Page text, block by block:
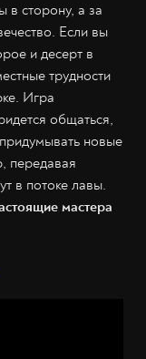
в сторону, а за
Если вы
и десерт в
трудности
Игра
общаться,
новые
передавая
в потоке лавы.
мастера